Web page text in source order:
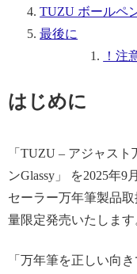
TUZU ボールペ
最後に
！注
はじめに
「TUZU – アジャス
ンGlassy」 を2025年9
セーラー万年筆製品
量限定発売いたします
「万年筆を正しい向